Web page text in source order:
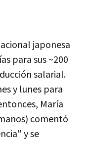
japonesa
para sus ~200
salarial.
y lunes para
María
comentó
y se